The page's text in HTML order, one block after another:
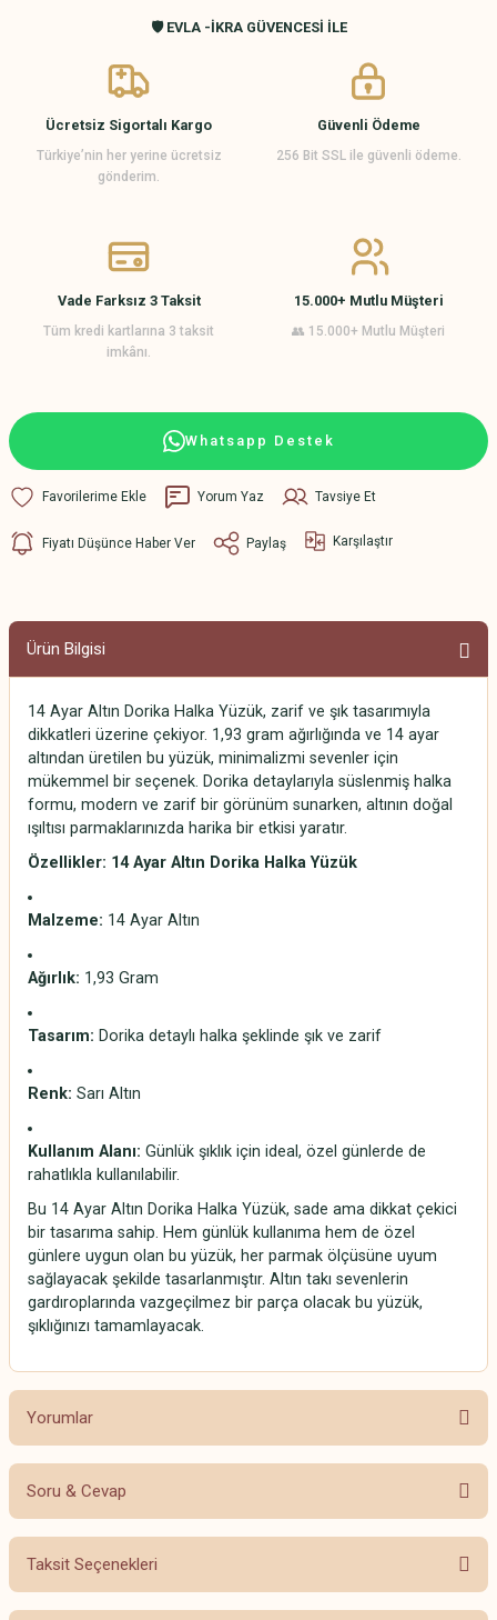
🛡️ EVLA -İKRA GÜVENCESİ İLE
Ücretsiz Sigortalı Kargo
Türkiye’nin her yerine ücretsiz
gönderim.
Güvenli Ödeme
256 Bit SSL ile güvenli ödeme.
Vade Farksız 3 Taksit
Tüm kredi kartlarına 3 taksit
imkânı.
15.000+ Mutlu Müşteri
👥 15.000+ Mutlu Müşteri
Whatsapp Destek
Yorum Yaz Tavsiye Et
Fiyatı Düşünce Haber Ver Paylaş Karşılaştır
Ürün Bilgisi
14 Ayar Altın Dorika Halka Yüzük, zarif ve şık tasarımıyla
dikkatleri üzerine çekiyor. 1,93 gram ağırlığında ve 14 ayar
altından üretilen bu yüzük, minimalizmi sevenler için
mükemmel bir seçenek. Dorika detaylarıyla süslenmiş halka
formu, modern ve zarif bir görünüm sunarken, altının doğal
ışıltısı parmaklarınızda harika bir etkisi yaratır.
Özellikler: 14 Ayar Altın Dorika Halka Yüzük
Malzeme: 14 Ayar Altın
Ağırlık: 1,93 Gram
Tasarım: Dorika detaylı halka şeklinde şık ve zarif
Renk: Sarı Altın
Kullanım Alanı: Günlük şıklık için ideal, özel günlerde de
rahatlıkla kullanılabilir.
Bu 14 Ayar Altın Dorika Halka Yüzük, sade ama dikkat çekici
bir tasarıma sahip. Hem günlük kullanıma hem de özel
günlere uygun olan bu yüzük, her parmak ölçüsüne uyum
sağlayacak şekilde tasarlanmıştır. Altın takı sevenlerin
gardıroplarında vazgeçilmez bir parça olacak bu yüzük,
şıklığınızı tamamlayacak.
Yorumlar
Bu ürüne ilk yorumu siz yapın!
Soru & Cevap
Ürün hakkında henüz soru sorulmamış.
Taksit Seçenekleri